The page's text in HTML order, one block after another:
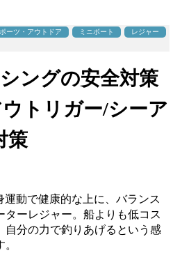
ーツ・アウトドア ミニボート
レジャー
シングの安全対策
トリガー/シーア
策
運動で健康的な上に、バランス
ターレジャー。船よりも低コス
自分の力で釣りあげるという感